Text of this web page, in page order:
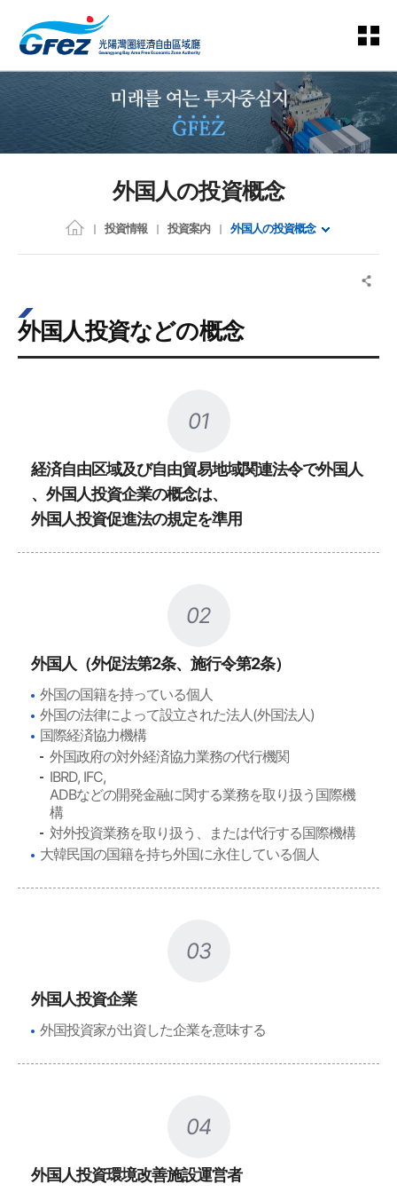
外国人の投資概念
投資情報 投資案内 外国人の投資概念
外国人投資などの概念
01
経済自由区域及び自由貿易地域関連法令で外国人
、外国人投資企業の概念は、
外国人投資促進法の規定を準用
02
外国人（外促法第2条、施行令第2条）
外国の国籍を持っている個人
外国の法律によって設立された法人(外国法人)
国際経済協力機構
外国政府の対外経済協力業務の代行機関
IBRD, IFC,
ADBなどの開発金融に関する業務を取り扱う国際機
構
対外投資業務を取り扱う、または代行する国際機構
大韓民国の国籍を持ち外国に永住している個人
03
外国人投資企業
外国投資家が出資した企業を意味する
04
外国人投資環境改善施設運営者